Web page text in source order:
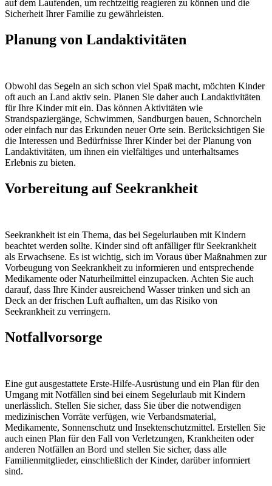
auf dem Laufenden, um rechtzeitig reagieren zu können und die
Sicherheit Ihrer Familie zu gewährleisten.
Planung von Landaktivitäten
Obwohl das Segeln an sich schon viel Spaß macht, möchten Kinder
oft auch an Land aktiv sein. Planen Sie daher auch Landaktivitäten
für Ihre Kinder mit ein. Das können Aktivitäten wie
Strandspaziergänge, Schwimmen, Sandburgen bauen, Schnorcheln
oder einfach nur das Erkunden neuer Orte sein. Berücksichtigen Sie
die Interessen und Bedürfnisse Ihrer Kinder bei der Planung von
Landaktivitäten, um ihnen ein vielfältiges und unterhaltsames
Erlebnis zu bieten.
Vorbereitung auf Seekrankheit
Seekrankheit ist ein Thema, das bei Segelurlauben mit Kindern
beachtet werden sollte. Kinder sind oft anfälliger für Seekrankheit
als Erwachsene. Es ist wichtig, sich im Voraus über Maßnahmen zur
Vorbeugung von Seekrankheit zu informieren und entsprechende
Medikamente oder Naturheilmittel einzupacken. Achten Sie auch
darauf, dass Ihre Kinder ausreichend Wasser trinken und sich an
Deck an der frischen Luft aufhalten, um das Risiko von
Seekrankheit zu verringern.
Notfallvorsorge
Eine gut ausgestattete Erste-Hilfe-Ausrüstung und ein Plan für den
Umgang mit Notfällen sind bei einem Segelurlaub mit Kindern
unerlässlich. Stellen Sie sicher, dass Sie über die notwendigen
medizinischen Vorräte verfügen, wie Verbandsmaterial,
Medikamente, Sonnenschutz und Insektenschutzmittel. Erstellen Sie
auch einen Plan für den Fall von Verletzungen, Krankheiten oder
anderen Notfällen an Bord und stellen Sie sicher, dass alle
Familienmitglieder, einschließlich der Kinder, darüber informiert
sind.